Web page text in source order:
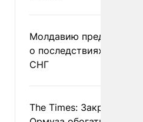
Молдавию
о последствиях выхода
СНГ
The Times: Закрытие